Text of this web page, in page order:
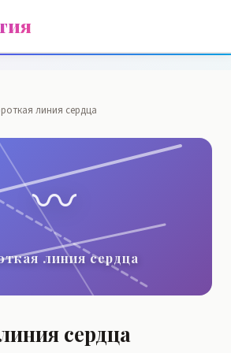
линия сердца
〰️
линия сердца
сердца